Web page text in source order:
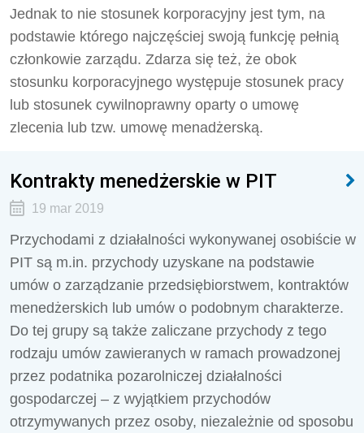
Jednak to nie stosunek korporacyjny jest tym, na
podstawie którego najczęściej swoją funkcję pełnią
członkowie zarządu. Zdarza się też, że obok
stosunku korporacyjnego występuje stosunek pracy
lub stosunek cywilnoprawny oparty o umowę
zlecenia lub tzw. umowę menadżerską.
Kontrakty menedżerskie w PIT
19 mar 2019
Przychodami z działalności wykonywanej osobiście w
PIT są m.in. przychody uzyskane na podstawie
umów o zarządzanie przedsiębiorstwem, kontraktów
menedżerskich lub umów o podobnym charakterze.
Do tej grupy są także zaliczane przychody z tego
rodzaju umów zawieranych w ramach prowadzonej
przez podatnika pozarolniczej działalności
gospodarczej – z wyjątkiem przychodów
otrzymywanych przez osoby, niezależnie od sposobu